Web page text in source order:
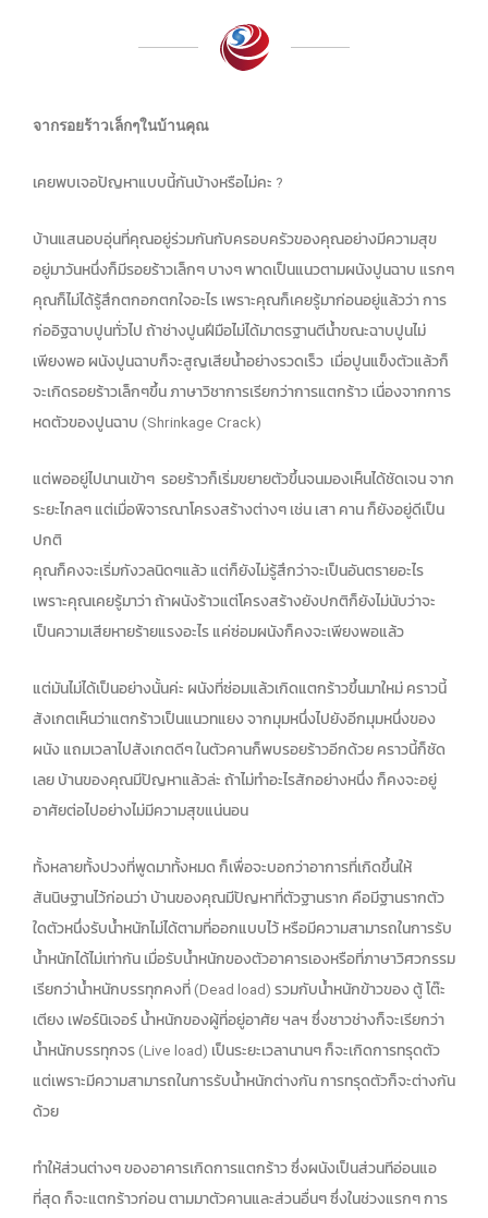
จากรอยร้าวเล็กๆในบ้านคุณ
เคยพบเจอปัญหาแบบนี้กันบ้างหรือไม่คะ ?
บ้านแสนอบอุ่นที่คุณอยู่ร่วมกันกับครอบครัวของคุณอย่างมีความสุข
อยู่มาวันหนึ่งก็มีรอยร้าวเล็กๆ บางๆ พาดเป็นแนวตามผนังปูนฉาบ แรกๆ
คุณก็ไม่ได้รู้สึกตกอกตกใจอะไร เพราะคุณก็เคยรู้มาก่อนอยู่แล้วว่า การ
ก่ออิฐฉาบปูนทั่วไป ถ้าช่างปูนฝีมือไม่ได้มาตรฐานตีน้ำขณะฉาบปูนไม่
เพียงพอ ผนังปูนฉาบก็จะสูญเสียน้ำอย่างรวดเร็ว เมื่อปูนแข็งตัวแล้วก็
จะเกิดรอยร้าวเล็กๆขึ้น ภาษาวิชาการเรียกว่าการแตกร้าว เนื่องจากการ
หดตัวของปูนฉาบ (Shrinkage Crack)
แต่พออยู่ไปนานเข้าๆ รอยร้าวก็เริ่มขยายตัวขึ้นจนมองเห็นได้ชัดเจน จาก
ระยะไกลๆ แต่เมื่อพิจารณาโครงสร้างต่างๆ เช่น เสา คาน ก็ยังอยู่ดีเป็น
ปกติ
คุณก็คงจะเริ่มกังวลนิดๆแล้ว แต่ก็ยังไม่รู้สึกว่าจะเป็นอันตรายอะไร
เพราะคุณเคยรู้มาว่า ถ้าผนังร้าวแต่โครงสร้างยังปกติก็ยังไม่นับว่าจะ
เป็นความเสียหายร้ายแรงอะไร แค่ซ่อมผนังก็คงจะเพียงพอแล้ว
แต่มันไม่ได้เป็นอย่างนั้นค่ะ ผนังที่ซ่อมแล้วเกิดแตกร้าวขึ้นมาใหม่ คราวนี้
สังเกตเห็นว่าแตกร้าวเป็นแนวทแยง จากมุมหนึ่งไปยังอีกมุมหนึ่งของ
ผนัง แถมเวลาไปสังเกตดีๆ ในตัวคานก็พบรอยร้าวอีกด้วย คราวนี้ก็ชัด
เลย บ้านของคุณมีปัญหาแล้วล่ะ ถ้าไม่ทำอะไรสักอย่างหนึ่ง ก็คงจะอยู่
อาศัยต่อไปอย่างไม่มีความสุขแน่นอน
ทั้งหลายทั้งปวงที่พูดมาทั้งหมด ก็เพื่อจะบอกว่าอาการที่เกิดขึ้นให้
สันนิษฐานไว้ก่อนว่า บ้านของคุณมีปัญหาที่ตัวฐานราก คือมีฐานรากตัว
ใดตัวหนึ่งรับน้ำหนักไม่ได้ตามที่ออกแบบไว้ หรือมีความสามารถในการรับ
น้ำหนักได้ไม่เท่ากัน เมื่อรับน้ำหนักของตัวอาคารเองหรือที่ภาษาวิศวกรรม
เรียกว่าน้ำหนักบรรทุกคงที่ (Dead load) รวมกับน้ำหนักข้าวของ ตู้ โต๊ะ
เตียง เฟอร์นิเจอร์ น้ำหนักของผู้ที่อยู่อาศัย ฯลฯ ซึ่งชาวช่างก็จะเรียกว่า
น้ำหนักบรรทุกจร (Live load) เป็นระยะเวลานานๆ ก็จะเกิดการทรุดตัว
แต่เพราะมีความสามารถในการรับน้ำหนักต่างกัน การทรุดตัวก็จะต่างกัน
ด้วย
ทำให้ส่วนต่างๆ ของอาคารเกิดการแตกร้าว ซึ่งผนังเป็นส่วนทีอ่อนแอ
ที่สุด ก็จะแตกร้าวก่อน ตามมาตัวคานและส่วนอื่นๆ ซึ่งในช่วงแรกๆ การ